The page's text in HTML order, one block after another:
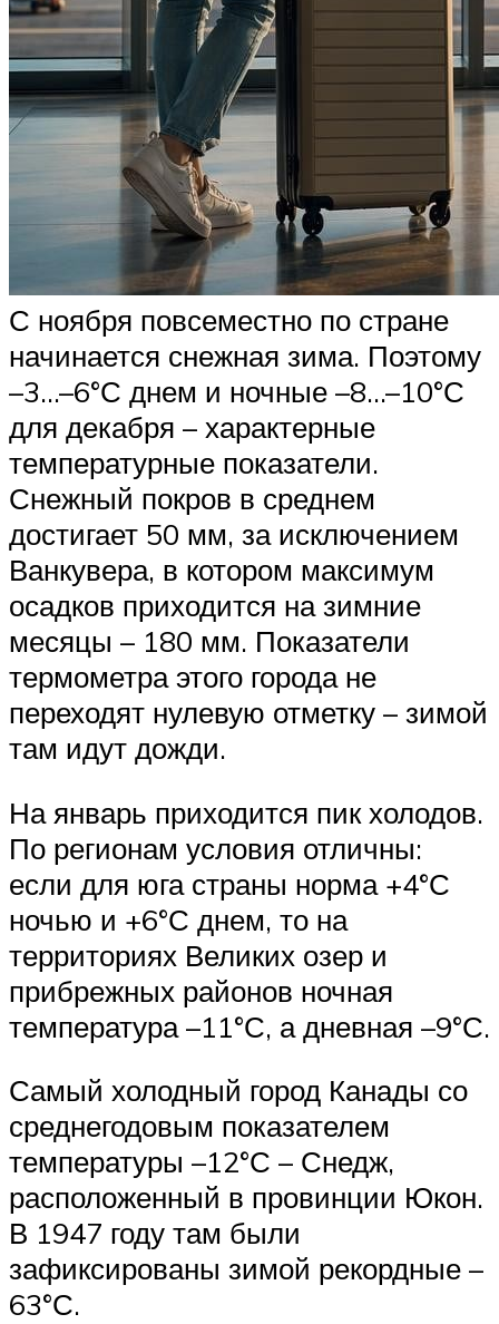
С ноября повсеместно по стране
начинается снежная зима. Поэтому
–3…–6°С днем и ночные –8…–10°С
для декабря – характерные
температурные показатели.
Снежный покров в среднем
достигает 50 мм, за исключением
Ванкувера, в котором максимум
осадков приходится на зимние
месяцы – 180 мм. Показатели
термометра этого города не
переходят нулевую отметку – зимой
там идут дожди.
На январь приходится пик холодов.
По регионам условия отличны:
если для юга страны норма +4°С
ночью и +6°С днем, то на
территориях Великих озер и
прибрежных районов ночная
температура –11°С, а дневная –9°С.
Самый холодный город Канады со
среднегодовым показателем
температуры –12°С – Снедж,
расположенный в провинции Юкон.
В 1947 году там были
зафиксированы зимой рекордные –
63°С.